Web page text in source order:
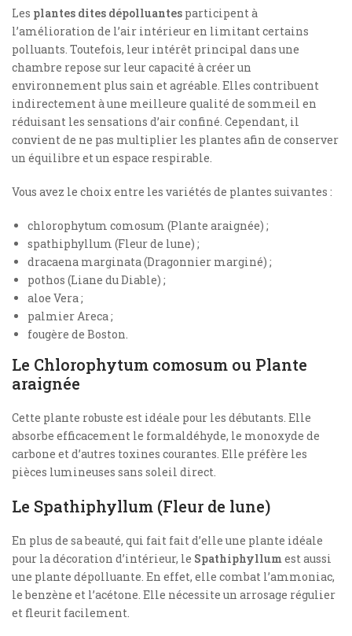
Les plantes dites dépolluantes participent à
l’amélioration de l’air intérieur en limitant certains
polluants. Toutefois, leur intérêt principal dans une
chambre repose sur leur capacité à créer un
environnement plus sain et agréable. Elles contribuent
indirectement à une meilleure qualité de sommeil en
réduisant les sensations d’air confiné. Cependant, il
convient de ne pas multiplier les plantes afin de conserver
un équilibre et un espace respirable.
Vous avez le choix entre les variétés de plantes suivantes :
chlorophytum comosum (Plante araignée) ;
spathiphyllum (Fleur de lune) ;
dracaena marginata (Dragonnier marginé) ;
pothos (Liane du Diable) ;
aloe Vera ;
palmier Areca ;
fougère de Boston.
Le Chlorophytum comosum ou Plante
araignée
Cette plante robuste est idéale pour les débutants. Elle
absorbe efficacement le formaldéhyde, le monoxyde de
carbone et d’autres toxines courantes. Elle préfère les
pièces lumineuses sans soleil direct.
Le Spathiphyllum (Fleur de lune)
En plus de sa beauté, qui fait fait d’elle une plante idéale
pour la décoration d’intérieur, le Spathiphyllumest aussi
une plante dépolluante. En effet, elle combat l’ammoniac,
le benzène et l’acétone. Elle nécessite un arrosage régulier
et fleurit facilement.